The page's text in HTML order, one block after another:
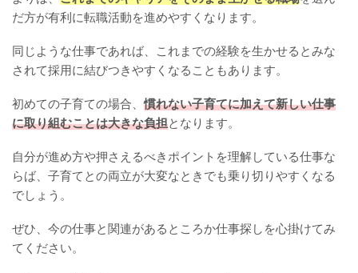
だ方が有利に転職活動を進めやすくなります。
同じような仕事であれば、これまでの経験を生かせるとみな
されて採用に結びつきやすくなることもあります。
初めての子育ての場合、慣れない子育てに加えて新しい仕事
に取り組むことは大きな負担となります。
自分が進め方や押さえるべきポイントを理解している仕事な
らば、子育てとの両立が大変なときでも乗り切りやすくなる
でしょう。
ぜひ、今の仕事と関連があるところか仕事探しを心掛けてみ
てください。